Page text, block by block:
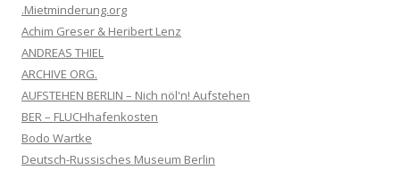
.Mietminderung.org
Achim Greser & Heribert Lenz
ANDREAS THIEL
ARCHIVE ORG.
AUFSTEHEN BERLIN – Nich nöl'n! Aufstehen
BER – FLUCHhafenkosten
Bodo Wartke
Deutsch-Russisches Museum Berlin